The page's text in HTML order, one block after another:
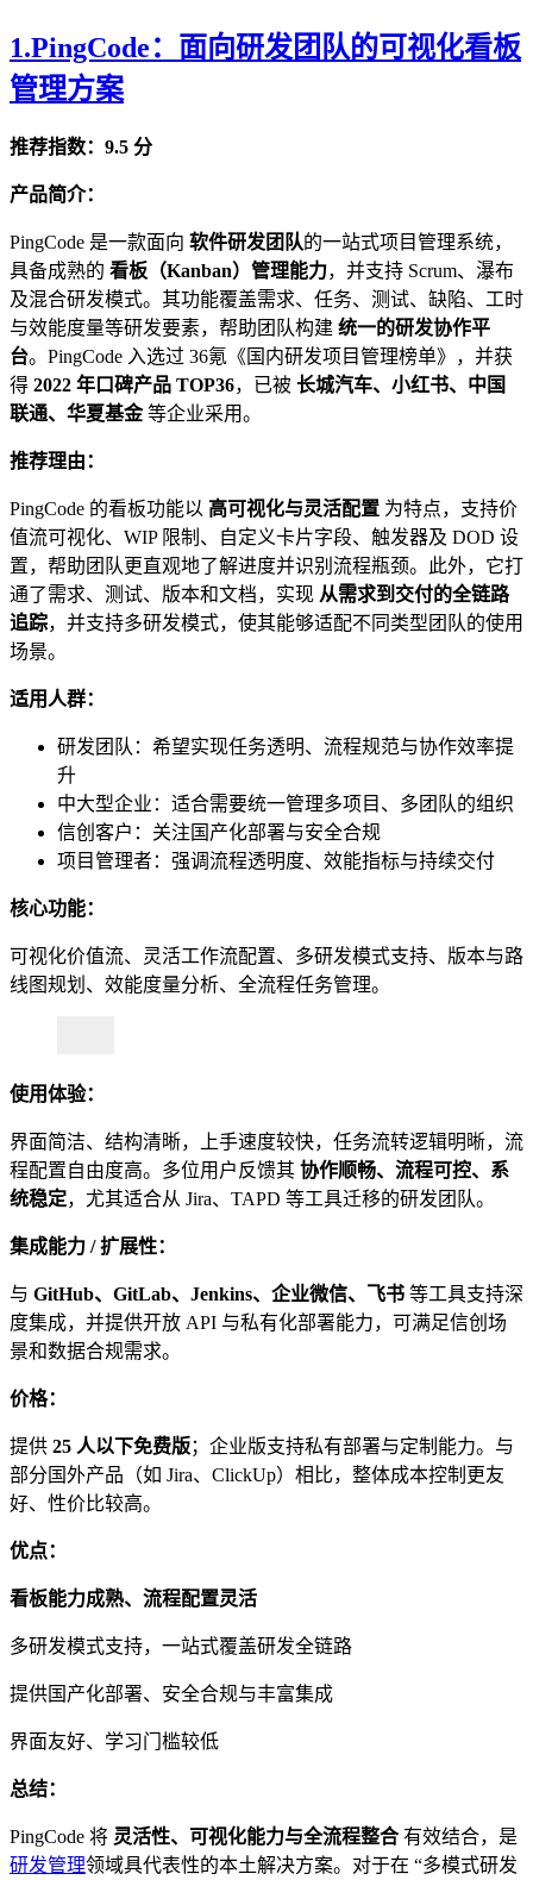
1.PingCode：面向研发团队的可视化看板
管理方案
推荐指数：9.5 分
产品简介：
PingCode 是一款面向 软件研发团队的一站式项目管理系统，
具备成熟的 看板（Kanban）管理能力，并支持 Scrum、瀑布
及混合研发模式。其功能覆盖需求、任务、测试、缺陷、工时
与效能度量等研发要素，帮助团队构建 统一的研发协作平
台。PingCode 入选过 36氪《国内研发项目管理榜单》，并获
得 2022 年口碑产品 TOP36，已被 长城汽车、小红书、中国
联通、华夏基金等企业采用。
推荐理由：
PingCode 的看板功能以 高可视化与灵活配置 为特点，支持价
值流可视化、WIP 限制、自定义卡片字段、触发器及 DOD 设
置，帮助团队更直观地了解进度并识别流程瓶颈。此外，它打
通了需求、测试、版本和文档，实现 从需求到交付的全链路
追踪，并支持多研发模式，使其能够适配不同类型团队的使用
场景。
适用人群：
研发团队：希望实现任务透明、流程规范与协作效率提
升
中大型企业：适合需要统一管理多项目、多团队的组织
信创客户：关注国产化部署与安全合规
项目管理者：强调流程透明度、效能指标与持续交付
核心功能：
可视化价值流、灵活工作流配置、多研发模式支持、版本与路
线图规划、效能度量分析、全流程任务管理。
使用体验：
界面简洁、结构清晰，上手速度较快，任务流转逻辑明晰，流
程配置自由度高。多位用户反馈其 协作顺畅、流程可控、系
统稳定，尤其适合从 Jira、TAPD 等工具迁移的研发团队。
集成能力 / 扩展性：
与 GitHub、GitLab、Jenkins、企业微信、飞书 等工具支持深
度集成，并提供开放 API 与私有化部署能力，可满足信创场
景和数据合规需求。
价格：
提供 25 人以下免费版；企业版支持私有部署与定制能力。与
部分国外产品（如 Jira、ClickUp）相比，整体成本控制更友
好、性价比较高。
优点：
看板能力成熟、流程配置灵活
多研发模式支持，一站式覆盖研发全链路
提供国产化部署、安全合规与丰富集成
界面友好、学习门槛较低
总结：
PingCode 将 灵活性、可视化能力与全流程整合 有效结合，是
研发管理领域具代表性的本土解决方案。对于在 “多模式研发